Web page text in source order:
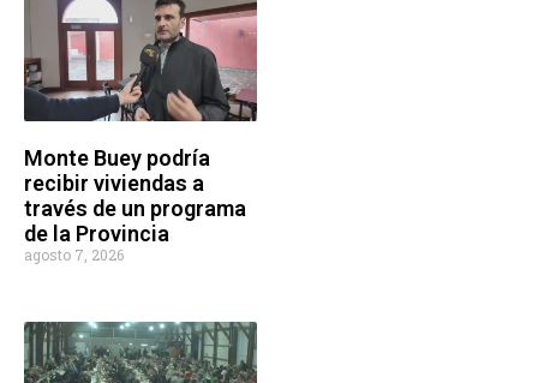
Monte Buey podría
recibir viviendas a
través de un programa
de la Provincia
agosto 7, 2026